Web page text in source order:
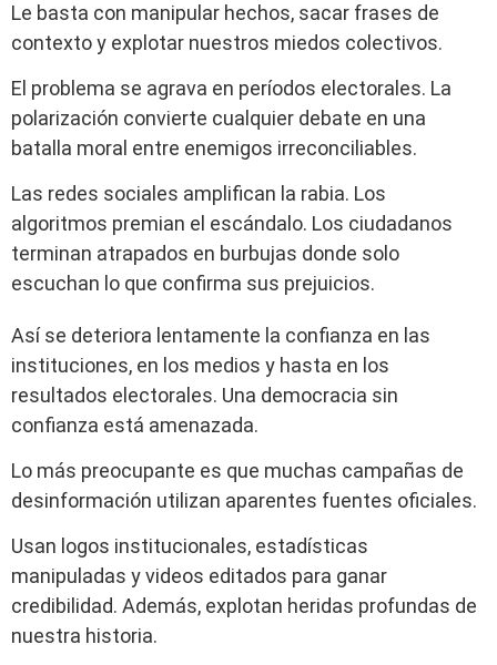
Le basta con manipular hechos, sacar frases de
contexto y explotar nuestros miedos colectivos.
El problema se agrava en períodos electorales. La
polarización convierte cualquier debate en una
batalla moral entre enemigos irreconciliables.
Las redes sociales amplifican la rabia. Los
algoritmos premian el escándalo. Los ciudadanos
terminan atrapados en burbujas donde solo
escuchan lo que confirma sus prejuicios.
Así se deteriora lentamente la confianza en las
instituciones, en los medios y hasta en los
resultados electorales. Una democracia sin
confianza está amenazada.
Lo más preocupante es que muchas campañas de
desinformación utilizan aparentes fuentes oficiales.
Usan logos institucionales, estadísticas
manipuladas y videos editados para ganar
credibilidad. Además, explotan heridas profundas de
nuestra historia.